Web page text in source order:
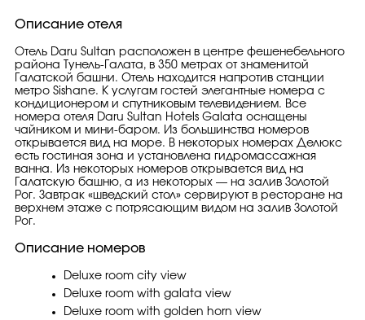
Описание отеля
Отель Daru Sultan расположен в центре фешенебельного
района Тунель-Галата, в 350 метрах от знаменитой
Галатской башни. Отель находится напротив станции
метро Sishane. К услугам гостей элегантные номера с
кондиционером и спутниковым телевидением. Все
номера отеля Daru Sultan Hotels Galata оснащены
чайником и мини-баром. Из большинства номеров
открывается вид на море. В некоторых номерах Делюкс
есть гостиная зона и установлена гидромассажная
ванна. Из некоторых номеров открывается вид на
Галатскую башню, а из некоторых — на залив Золотой
Рог. Завтрак «шведский стол» сервируют в ресторане на
верхнем этаже с потрясающим видом на залив Золотой
Рог.
Описание номеров
Deluxe room city view
Deluxe room with galata view
Deluxe room with golden horn view